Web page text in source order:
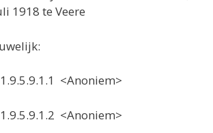
1918 te Veere
<Anoniem>
<Anoniem>